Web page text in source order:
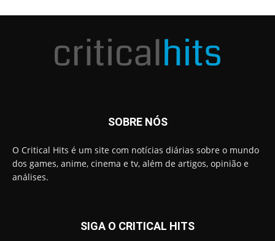
SOBRE NÓS
O Critical Hits é um site com notícias diárias sobre o mundo
dos games, anime, cinema e tv, além de artigos, opinião e
análises.
SIGA O CRITICAL HITS